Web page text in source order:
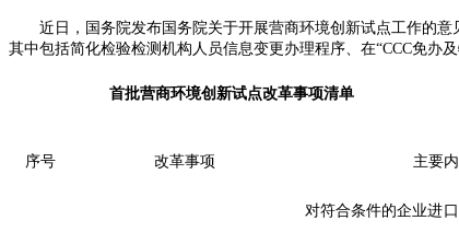
近日，国务院发布国务院关于开展营商环境创新试点工作的
其中包括简化检验检测机构人员信息变更办理程序、在“CCC免办
首批营商环境创新试点改革事项清单
序号 改革事项 主要
对符合条件的企业进